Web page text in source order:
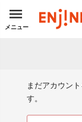
メニュー
まだアカウン
す。